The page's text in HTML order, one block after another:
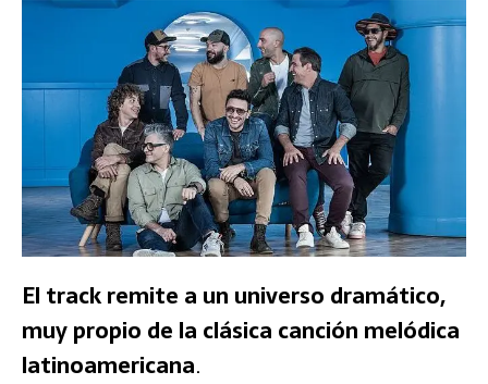
El track remite a un universo dramático,
muy propio de la clásica canción melódica
latinoamericana.